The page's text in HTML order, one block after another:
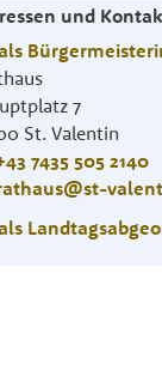
und
7
St. Valentin
7435 505 2140